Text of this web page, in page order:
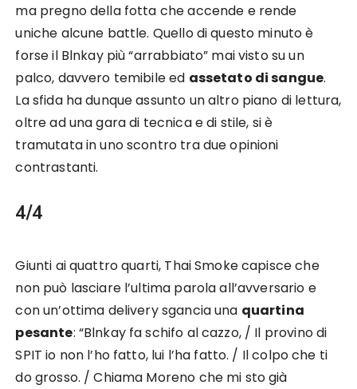
ma pregno della fotta che accende e rende
uniche alcune battle. Quello di questo minuto è
forse il Blnkay più “arrabbiato” mai visto su un
palco, davvero temibile ed assetato di sangue.
La sfida ha dunque assunto un altro piano di lettura,
oltre ad una gara di tecnica e di stile, si è
tramutata in uno scontro tra due opinioni
contrastanti.
4/4
Giunti ai quattro quarti, Thai Smoke capisce che
non può lasciare l’ultima parola all’avversario e
con un’ottima delivery sgancia una quartina
pesante: “Blnkay fa schifo al cazzo, / Il provino di
SPIT io non l’ho fatto, lui l’ha fatto. / Il colpo che ti
do grosso. / Chiama Moreno che mi sto già